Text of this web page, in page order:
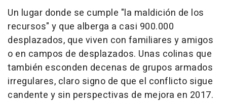
Un lugar donde se cumple "la maldición de los
recursos" y que alberga a casi 900.000
desplazados, que viven con familiares y amigos
o en campos de desplazados. Unas colinas que
también esconden decenas de grupos armados
irregulares, claro signo de que el conflicto sigue
candente y sin perspectivas de mejora en 2017.